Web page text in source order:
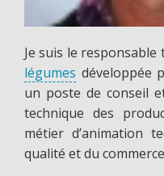
Je suis le responsable
légumes développée
un poste de conseil
technique des
métier d’animation
qualité et du